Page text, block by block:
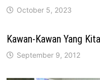
October 5, 2023
Kawan-Kawan Yang
September 9, 2012